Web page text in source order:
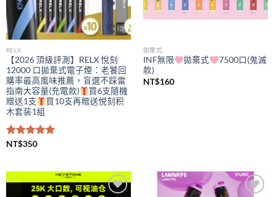
RELX
【2026 頂級評測】RELX 悅刻
12000 口拋棄式電子煙：老饕回
購率最高風味推薦，盲選不踩雷
指南大容量(充電款)
買6支隨機
贈送1支
買10支再贈送悦刻积
木套装1組
評分5.00
NT$350
拋棄式
INF無限 拋棄式
7500口(鬼滅
款)
NT$160